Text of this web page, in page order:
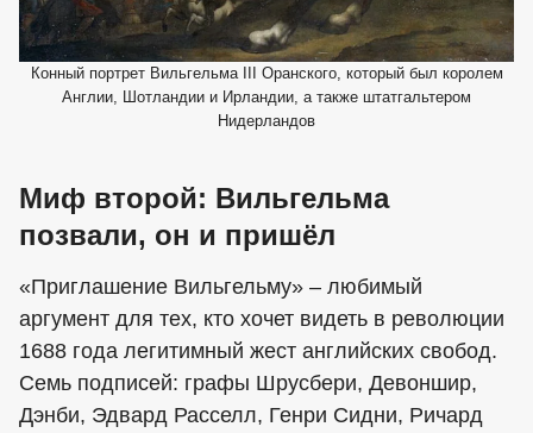
Конный портрет Вильгельма III Оранского, который был королем
Англии, Шотландии и Ирландии, а также штатгальтером
Нидерландов
Миф второй: Вильгельма
позвали, он и пришёл
«Приглашение Вильгельму» – любимый
аргумент для тех, кто хочет видеть в революции
1688 года легитимный жест английских свобод.
Семь подписей: графы Шрусбери, Девоншир,
Дэнби, Эдвард Расселл, Генри Сидни, Ричард